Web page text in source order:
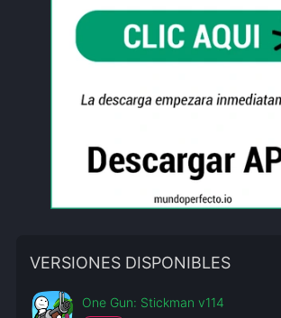
VERSIONES DISPONIBLES
One Gun: Stickman v114